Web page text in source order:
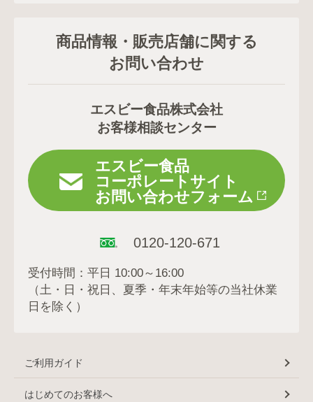
商品情報・販売店舗に関する
お問い合わせ
エスビー食品株式会社
お客様相談センター
エスビー食品
コーポレートサイト
お問い合わせフォーム
0120-120-671
受付時間：平日 10:00～16:00
（土・日・祝日、夏季・年末年始等の当社休業
日を除く）
ご利用ガイド
はじめてのお客様へ